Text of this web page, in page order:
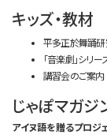
キッズ・教材
平多正於舞踊
「音楽劇」シリー
講習会のご案内
じゃぽマガジ
アイヌ語を贈るプロジ